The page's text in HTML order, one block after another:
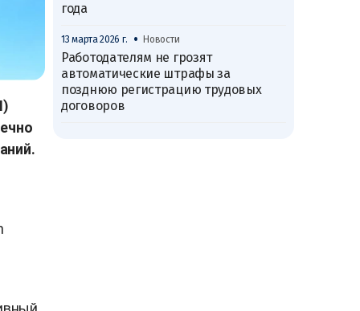
года
13 марта 2026 г. • Новости
Работодателям не грозят
автоматические штрафы за
позднюю регистрацию трудовых
договоров